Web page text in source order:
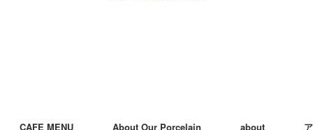
CAFE MENU About Our Porcelain about